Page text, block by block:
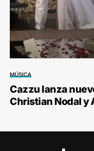
MÚSICA
Cazzu lanza
Christian Nodal y